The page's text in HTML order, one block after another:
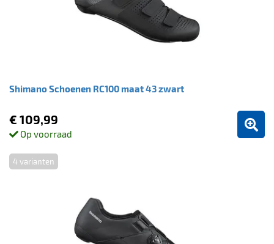
Shimano Schoenen RC100 maat 43 zwart
€ 109,99
Op voorraad
4 varianten